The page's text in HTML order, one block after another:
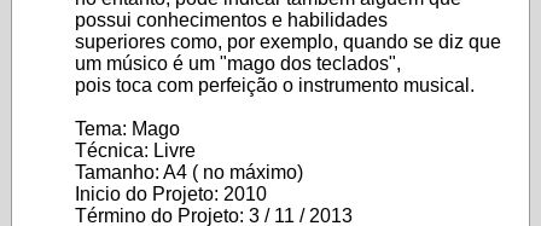
possui conhecimentos e habilidades
superiores como, por exemplo, quando se diz que
um músico é um "mago dos teclados",
pois toca com perfeição o instrumento musical.
Tema: Mago
Técnica: Livre
Tamanho: A4 ( no máximo)
Inicio do Projeto: 2010
Término do Projeto: 3 / 11 / 2013